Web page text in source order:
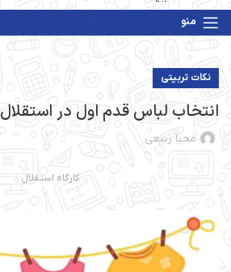
منو
نکات تربیتی
انتخاب لباس قدم اول در استقلال
محیا ربیعی
کارگاه استقلال